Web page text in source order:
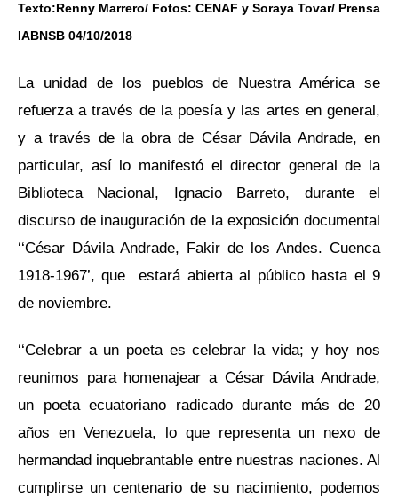
Texto:Renny Marrero/ Fotos: CENAF y Soraya Tovar/ Prensa
IABNSB 04/10/2018
La unidad de los pueblos de Nuestra América se
refuerza a través de la poesía y las artes en general,
y a través de la obra de César Dávila Andrade, en
particular, así lo manifestó el director general de la
Biblioteca Nacional, Ignacio Barreto, durante el
discurso de inauguración de la exposición documental
‘‘César Dávila Andrade, Fakir de los Andes. Cuenca
1918-1967’, que estará abierta al público hasta el 9
de noviembre.
‘‘Celebrar a un poeta es celebrar la vida; y hoy nos
reunimos para homenajear a César Dávila Andrade,
un poeta ecuatoriano radicado durante más de 20
años en Venezuela, lo que representa un nexo de
hermandad inquebrantable entre nuestras naciones. Al
cumplirse un centenario de su nacimiento, podemos